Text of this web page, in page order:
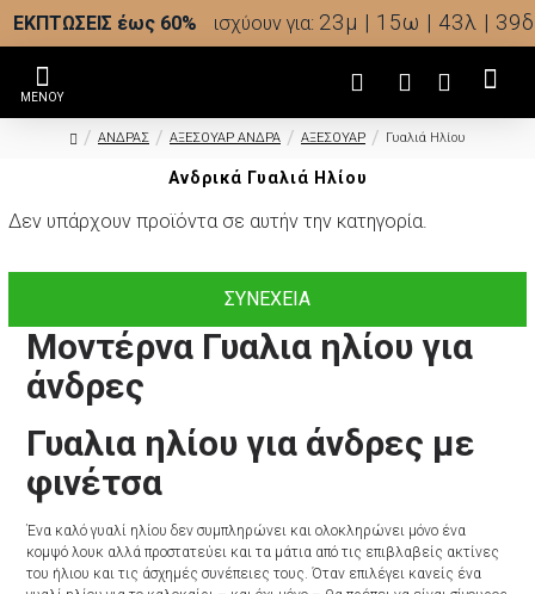
ΕΚΠΤΩΣΕΙΣ έως 60% ισχύουν για: 23μ | 15ω | 43λ | 39δ
ΑΝΔΡΑΣ ΑΞΕΣΟΥΑΡ ΑΝΔΡΑ ΑΞΕΣΟΥΑΡ Γυαλιά Ηλίου
Ανδρικά Γυαλιά Ηλίου
Μοντέρνα Γυαλια ηλίου για
άνδρες
Γυαλια ηλίου για άνδρες με
φινέτσα
Ένα καλό γυαλί ηλίου δεν συμπληρώνει και ολοκληρώνει μόνο ένα
κομψό λουκ αλλά προστατεύει και τα μάτια από τις επιβλαβείς ακτίνες
του ήλιου και τις άσχημές συνέπειες τους. Όταν επιλέγει κανείς ένα
Δεν υπάρχουν προϊόντα σε αυτήν την κατηγορία.
ΣΥΝΈΧΕΙΑ